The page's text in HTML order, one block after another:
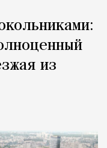
из